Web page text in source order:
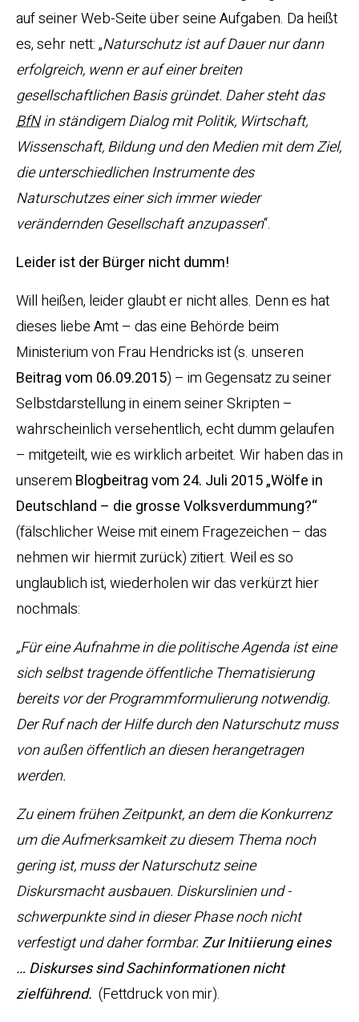
auf seiner Web-Seite über seine Aufgaben. Da heißt
es, sehr nett: „Naturschutz ist auf Dauer nur dann
erfolgreich, wenn er auf einer breiten
gesellschaftlichen Basis gründet. Daher steht das
BfNin ständigem Dialog mit Politik, Wirtschaft,
Wissenschaft, Bildung und den Medien mit dem Ziel,
die unterschiedlichen Instrumente des
Naturschutzes einer sich immer wieder
verändernden Gesellschaft anzupassen“.
Leider ist der Bürger nicht dumm!
Will heißen, leider glaubt er nicht alles. Denn es hat
dieses liebe Amt – das eine Behörde beim
Ministerium von Frau Hendricks ist (s. unseren
Beitrag vom 06.09.2015) – im Gegensatz zu seiner
Selbstdarstellung in einem seiner Skripten –
wahrscheinlich versehentlich, echt dumm gelaufen
– mitgeteilt, wie es wirklich arbeitet. Wir haben das in
unserem Blogbeitrag vom 24. Juli 2015 „Wölfe in
Deutschland – die grosse Volksverdummung?“
(fälschlicher Weise mit einem Fragezeichen – das
nehmen wir hiermit zurück) zitiert. Weil es so
unglaublich ist, wiederholen wir das verkürzt hier
nochmals:
„Für eine Aufnahme in die politische Agenda ist eine
sich selbst tragende öffentliche Thematisierung
bereits vor der Programmformulierung notwendig.
Der Ruf nach der Hilfe durch den Naturschutz muss
von außen öffentlich an diesen herangetragen
werden.
Zu einem frühen Zeitpunkt, an dem die Konkurrenz
um die Aufmerksamkeit zu diesem Thema noch
gering ist, muss der Naturschutz seine
Diskursmacht ausbauen. Diskurslinien und -
schwerpunkte sind in dieser Phase noch nicht
verfestigt und daher formbar.Zur Initiierung eines
… Diskurses sind Sachinformationen nicht
zielführend. (Fettdruck von mir).